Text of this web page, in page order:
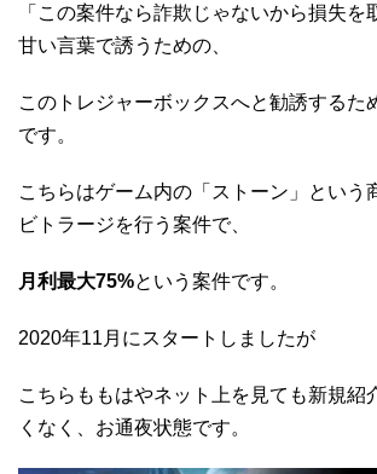
「この案件なら詐欺じゃないから損失を
甘い言葉で誘うための、
このトレジャーボックスへと勧誘するた
です。
こちらはゲーム内の「ストーン」という
ビトラージを行う案件で、
月利最大75%という案件です。
2020年11月にスタートしましたが
こちらももはやネット上を見ても新規紹
くなく、お通夜状態です。